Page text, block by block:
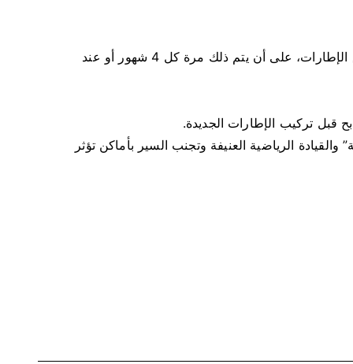
7- ينصح بفحص الإطار بانتظام، من قبل متخصص بفحص الإطارات، على أن يتم ذلك مرة كل 4 شهور أو عند
والقيادة الرياضية العنيفة وتجنب السير بأماكن تؤثر